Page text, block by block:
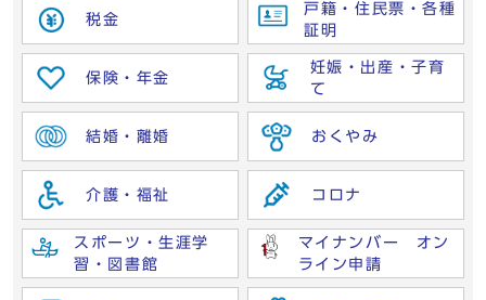
税金
戸籍・住民票・各種
証明
保険・年金
妊娠・出産・子育
て
結婚・離婚 おくやみ
介護・福祉 コロナ
スポーツ・生涯学
習・図書館
マイナンバー オン
ライン申請